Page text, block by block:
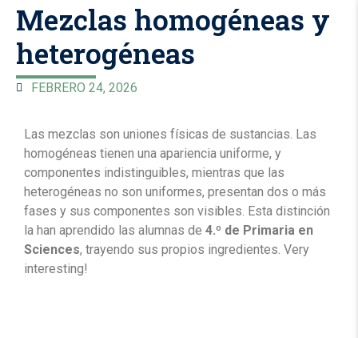
Mezclas homogéneas y
heterogéneas
FEBRERO 24, 2026
Las mezclas son uniones físicas de sustancias. Las
homogéneas tienen una apariencia uniforme, y
componentes indistinguibles, mientras que las
heterogéneas no son uniformes, presentan dos o más
fases y sus componentes son visibles. Esta distinción
la han aprendido las alumnas de 4.º de Primaria en
Sciences, trayendo sus propios ingredientes. Very
interesting!